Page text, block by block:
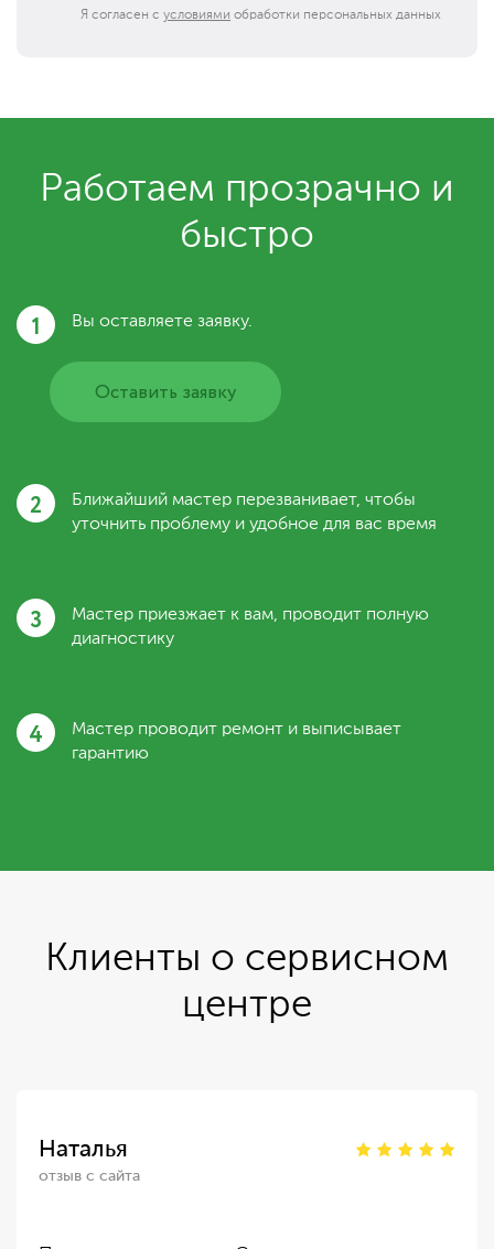
Я согласен с условиями обработки персональных данных
Работаем прозрачно и
быстро
1 Вы оставляете заявку.
Оставить заявку
2
Ближайший мастер перезванивает, чтобы
уточнить проблему и удобное для вас время
3
Мастер приезжает к вам, проводит полную
диагностику
4
Мастер проводит ремонт и выписывает
гарантию
Клиенты о сервисном
центре
Наталья
отзыв с сайта